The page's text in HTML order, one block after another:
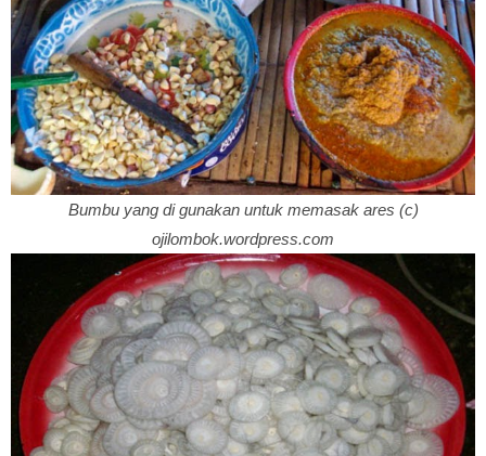
Bumbu yang di gunakan untuk memasak ares (c)
ojilombok.wordpress.com